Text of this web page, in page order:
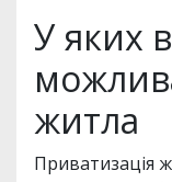
У яких
житла
Приватизація